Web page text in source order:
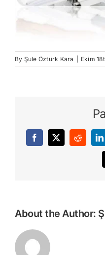
By Şule Öztürk Kara Ekim
Facebook
X Reddit
About the Author: